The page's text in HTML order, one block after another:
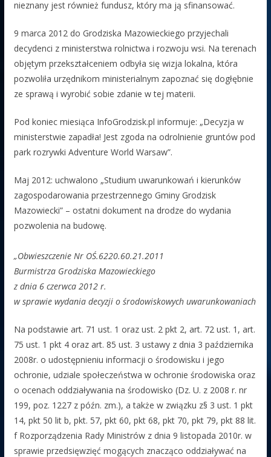
nieznany jest również fundusz, który ma ją sfinansować.
9 marca 2012 do Grodziska Mazowieckiego przyjechali
decydenci z ministerstwa rolnictwa i rozwoju wsi. Na terenach
objętym przekształceniem odbyła się wizja lokalna, która
pozwoliła urzędnikom ministerialnym zapoznać się dogłębnie
ze sprawą i wyrobić sobie zdanie w tej materii.
Pod koniec miesiąca InfoGrodzisk.pl informuje: „Decyzja w
ministerstwie zapadła! Jest zgoda na odrolnienie gruntów pod
park rozrywki Adventure World Warsaw”.
Maj 2012: uchwalono „Studium uwarunkowań i kierunków
zagospodarowania przestrzennego Gminy Grodzisk
Mazowiecki” – ostatni dokument na drodze do wydania
pozwolenia na budowę.
„Obwieszczenie Nr OŚ.6220.60.21.2011
Burmistrza Grodziska Mazowieckiego
z dnia 6 czerwca 2012 r.
w sprawie wydania decyzji o środowiskowych uwarunkowaniach
Na podstawie art. 71 ust. 1 oraz ust. 2 pkt 2, art. 72 ust. 1, art.
75 ust. 1 pkt 4 oraz art. 85 ust. 3 ustawy z dnia 3 października
2008r. o udostępnieniu informacji o środowisku i jego
ochronie, udziale społeczeństwa w ochronie środowiska oraz
o ocenach oddziaływania na środowisko (Dz. U. z 2008 r. nr
199, poz. 1227 z późn. zm.), a także w związku z§ 3 ust. 1 pkt
14, pkt 50 lit b, pkt. 57, pkt 60, pkt 68, pkt 70, pkt 79, pkt 88 lit.
f Rozporządzenia Rady Ministrów z dnia 9 listopada 2010r. w
sprawie przedsięwzięć mogących znacząco oddziaływać na